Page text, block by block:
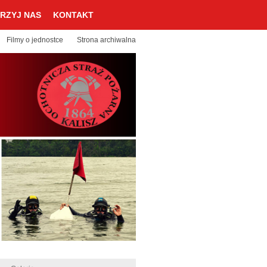
NAS KONTAKT
Filmy o jednostce Strona archiwalna